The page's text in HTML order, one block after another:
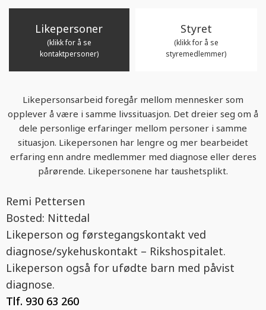
Likepersoner
(klikk for å se
kontaktpersoner)
Styret
(klikk for å se
styremedlemmer)
Likepersonsarbeid foregår mellom mennesker som
opplever å være i samme livssituasjon. Det dreier seg om å
dele personlige erfaringer mellom personer i samme
situasjon. Likepersonen har lengre og mer bearbeidet
erfaring enn andre medlemmer med diagnose eller deres
pårørende. Likepersonene har taushetsplikt.
Remi Pettersen
Bosted: Nittedal
Likeperson og førstegangskontakt ved
diagnose/sykehuskontakt – Rikshospitalet.
Likeperson også for ufødte barn med påvist
diagnose.
Tlf. 930 63 260